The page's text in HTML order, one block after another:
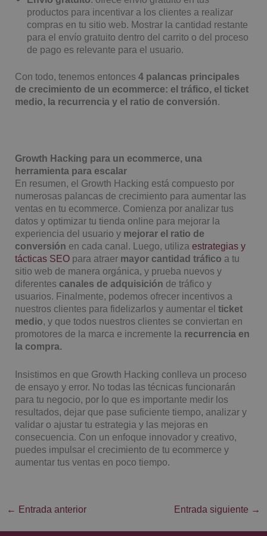
productos para incentivar a los clientes a realizar
compras en tu sitio web. Mostrar la cantidad restante
para el envío gratuito dentro del carrito o del proceso
de pago es relevante para el usuario.
Con todo, tenemos entonces4 palancas principales
de crecimiento de un ecommerce: el tráfico, el ticket
medio, la recurrencia y el ratio de conversión.
Growth Hacking para un ecommerce, una
herramienta para escalar
En resumen, el Growth Hacking está compuesto por
numerosas palancas de crecimiento para aumentar las
ventas en tu ecommerce. Comienza por analizar tus
datos y optimizar tu tienda online para mejorar la
experiencia del usuario y mejorar el ratio de
conversión en cada canal. Luego, utilizaestrategias y
tácticas SEO para atraer mayor cantidad tráfico a tu
sitio web de manera orgánica, y prueba nuevos y
diferentes canales de adquisición de tráfico y
usuarios. Finalmente, podemos ofrecer incentivos a
nuestros clientes para fidelizarlos y aumentar elticket
medio, y que todos nuestros clientes se conviertan en
promotores de la marca e incremente la recurrencia en
la compra.
Insistimos en que Growth Hacking conlleva un proceso
de ensayo y error. No todas las técnicas funcionarán
para tu negocio, por lo que es importante medir los
resultados, dejar que pase suficiente tiempo, analizar y
validar o ajustar tu estrategia y las mejoras en
consecuencia. Con un enfoque innovador y creativo,
puedes impulsar el crecimiento de tu ecommerce y
aumentar tus ventas en poco tiempo.
← Entrada anterior Entrada siguiente →